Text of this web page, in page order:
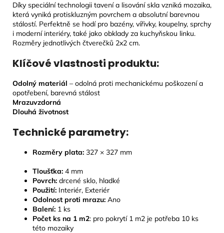
Díky speciální technologii tavení a lisování skla vzniká mozaika,
která vyniká protiskluzným povrchem a absolutní barevnou
stálostí. Perfektně se hodí pro bazény, vířivky, koupelny, sprchy
i moderní interiéry, také jako obklady za kuchyňskou linku.
Rozměry jednotlivých čtverečků 2x2 cm.
Klíčové vlastnosti produktu:
Odolný materiál – odolná proti mechanickému poškození a
opotřebení, barevná stálost
Mrazuvzdorná
Dlouhá životnost
Technické parametry:
Rozměry plata: 327 × 327 mm
Tloušťka: 4 mm
Povrch: drcené sklo, hladké
Použití: Interiér, Exteriér
Odolnost proti mrazu: Ano
Balení: 1 ks
Počet ks na 1 m2: pro pokrytí 1 m2 je potřeba 10 ks
této mozaiky